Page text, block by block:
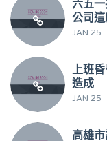
六五
公司這
JAN 25
上班
造成
JAN 25
高雄